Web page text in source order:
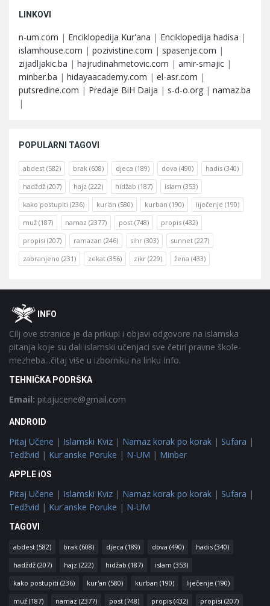
LINKOVI
n-um.com | Enciklopedija Kur'ana | Enciklopedija hadisa |
islamhouse.com | pozivistine.com | spasenje.com |
zijadljakic.ba | hajrudinahmetovic.com | amir-smajic |
minber.ba | hidayaacademy.com | el-asr.com |
putsredine.com | Predaje BiH Daija | s-d-o.org | namaz.ba
|
POPULARNI TAGOVI
abdest (582) brak (608) djeca (189) dova (490) hadis (340)
hadždž (207) hajz (222) hidžab (187) islam (353)
kako postupiti (236) kur'an (580) kurban (190) liječenje (190)
muž (187) namaz (2377) post (748) propis (432)
propisi (207) ramazan (246) sihr (303) sunnet (227)
zabranjeno (231) zekat (356) zikr (229) žena (433)
FooterOINFO
Cilj ove stranice je da prikupi i objavi odgovore na islamska
pitanja koje su dali islamski učenjaci sve četiri pravne škole-
mezheba...čitaj više u izborniku na linku Info.
TEHNIČKA PODRŠKA
Email: pitajucene@gmail.com
ANDROID
Pitaj Učene | Islamski Kviz | Namaz korak po korak | Sufara |
Tedžvid | Kur'anske Poruke | N-UM | Minber
APPLE iOS
Pitaj Učene | Islamski Kviz | Namaz korak po korak | Sufara |
Tedžvid | Kur'anske Poruke | N-UM
TAGOVI
abdest (582) brak (608) djeca (189) dova (490) hadis (340)
hadždž (207) hajz (222) hidžab (187) islam (353)
kako postupiti (236) kur'an (580) kurban (190) liječenje (190)
muž (187) namaz (2377) post (748) propis (432) propisi (207)